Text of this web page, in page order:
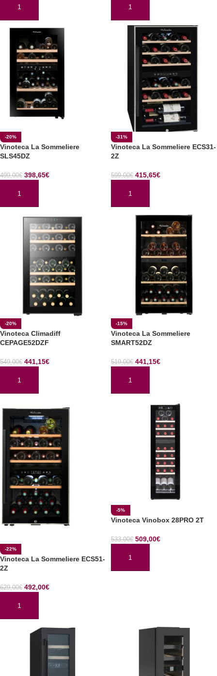
AÑADIR AL CARRITO AÑADIR AL CARRITO
-20%
Vinoteca La Sommeliere
SLS45DZ
499,00€ 398,65€
AÑADIR AL CARRITO
-31%
Vinoteca La Sommeliere ECS31-
2Z
599,00€ 415,65€
AÑADIR AL CARRITO
-20%
Vinoteca Climadiff
CEPAGE52DZF
549,00€ 441,15€
AÑADIR AL CARRITO
-15%
Vinoteca La Sommeliere
SMART52DZ
519,00€ 441,15€
AÑADIR AL CARRITO
-22%
Vinoteca La Sommeliere ECS51-
2Z
629,00€ 492,00€
AÑADIR AL CARRITO
-5%
Vinoteca Vinobox 28PRO 2T
533,00€ 509,00€
AÑADIR AL CARRITO